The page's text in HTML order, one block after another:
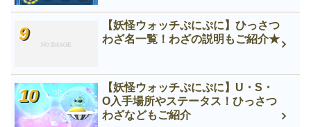
【妖怪ウォッチぷにぷに】ひっさつ
わざ名一覧！わざの説明もご紹介★
【妖怪ウォッチぷにぷに】U・S・
O入手場所やステータス！ひっさつ
わざなどもご紹介